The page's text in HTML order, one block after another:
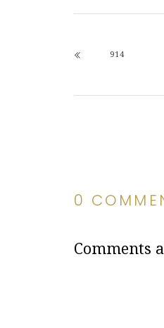
914
0
Comments